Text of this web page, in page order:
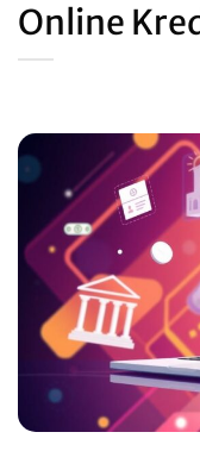
Online